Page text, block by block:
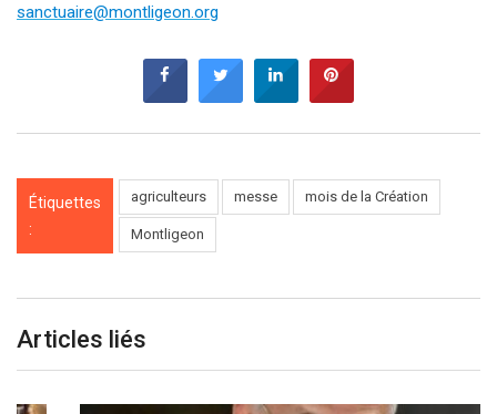
sanctuaire@montligeon.org
Étiquettes
:
agriculteurs messe mois de la Création
Montligeon
Articles liés